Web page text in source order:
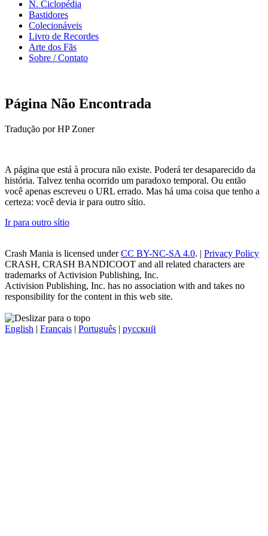
N. Ciclopédia
Bastidores
Colecionáveis
Livro de Recordes
Arte dos Fãs
Sobre / Contato
Página Não Encontrada
Tradução por HP Zoner
A página que está à procura não existe. Poderá ter desaparecido da
história. Talvez tenha ocorrido um paradoxo temporal. Ou então
você apenas escreveu o URL errado. Mas há uma coisa que tenho a
certeza: você devia ir para outro sítio.
Ir para outro sítio
Crash Mania is licensed underCC BY-NC-SA 4.0. | Privacy Policy
CRASH, CRASH BANDICOOT and all related characters are
trademarks of Activision Publishing, Inc.
Activision Publishing, Inc. has no association with and takes no
responsibility for the content in this web site.
English | Français | Português | русский